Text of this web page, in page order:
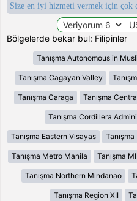
Size en iyi hizmeti vermek için çok
Bölgelerde bekar bul: Filipinler
Tanışma Autonomous in
Tanışma Cagayan Valley
Tanışma Caraga Tanışma
Tanışma Cordillera
Tanışma Eastern Visayas
Tanışma Metro Manila Tanışma
Tanışma Northern Mindanao
Tanışma Region XII